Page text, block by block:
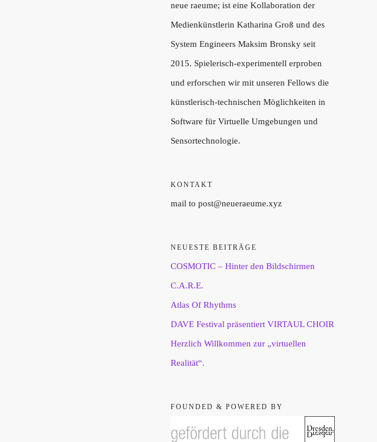
neue raeume; ist eine Kollaboration der
Medienkünstlerin Katharina Groß und des
System Engineers Maksim Bronsky seit
2015. Spielerisch-experimentell erproben
und erforschen wir mit unseren Fellows die
künstlerisch-technischen Möglichkeiten in
Software für Virtuelle Umgebungen und
Sensortechnologie.
KONTAKT
mail to post@neueraeume.xyz
NEUESTE BEITRÄGE
COSMOTIC – Hinter den Bildschirmen
C.A.R.E.
Atlas Of Rhythms
DAVE Festival präsentiert VIRTAUL CHOIR
Herzlich Willkommen zur „virtuellen
Realität“.
FOUNDED & POWERED BY